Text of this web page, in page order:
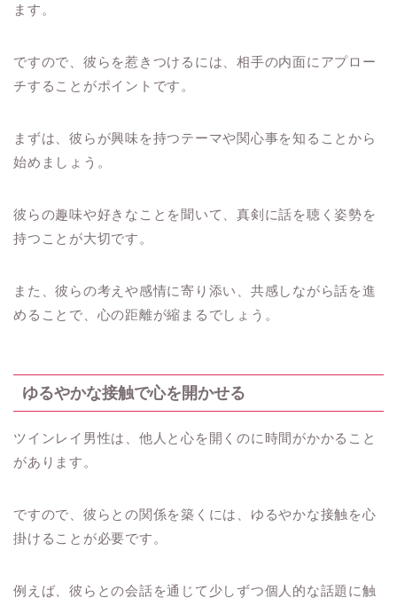
ます。
ですので、彼らを惹きつけるには、相手の内面にアプロー
チすることがポイントです。
まずは、彼らが興味を持つテーマや関心事を知ることから
始めましょう。
彼らの趣味や好きなことを聞いて、真剣に話を聴く姿勢を
持つことが大切です。
また、彼らの考えや感情に寄り添い、共感しながら話を進
めることで、心の距離が縮まるでしょう。
ゆるやかな接触で心を開かせる
ツインレイ男性は、他人と心を開くのに時間がかかること
があります。
ですので、彼らとの関係を築くには、ゆるやかな接触を心
掛けることが必要です。
例えば、彼らとの会話を通じて少しずつ個人的な話題に触